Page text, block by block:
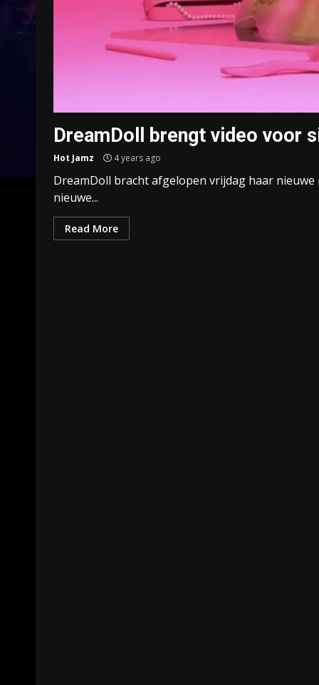
DreamDoll brengt video voor
Hot Jamz 4 years ago
DreamDoll bracht afgelopen vrijdag haar nieuwe
nieuwe...
Read More